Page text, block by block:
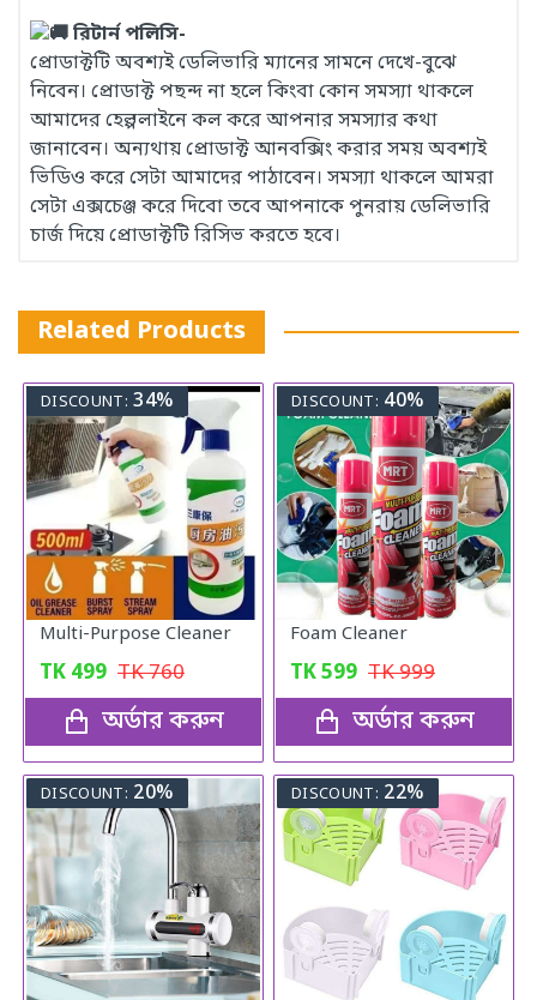
রিটার্ন পলিসি-
প্রোডাক্টটি অবশ্যই ডেলিভারি ম্যানের সামনে দেখে-বুঝে
নিবেন। প্রোডাক্ট পছন্দ না হলে কিংবা কোন সমস্যা থাকলে
আমাদের হেল্পলাইনে কল করে আপনার সমস্যার কথা
জানাবেন। অন্যথায় প্রোডাক্ট আনবক্সিং করার সময় অবশ্যই
ভিডিও করে সেটা আমাদের পাঠাবেন। সমস্যা থাকলে আমরা
সেটা এক্সচেঞ্জ করে দিবো তবে আপনাকে পুনরায় ডেলিভারি
চার্জ দিয়ে প্রোডাক্টটি রিসিভ করতে হবে।
Related Products
DISCOUNT: 34%
Multi-Purpose Cleaner
TK 499 TK760
অর্ডার করুন
DISCOUNT: 40%
Foam Cleaner
TK599 TK999
অর্ডার করুন
DISCOUNT: 20% DISCOUNT: 22%